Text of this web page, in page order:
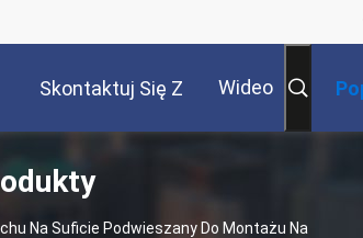
Skontaktuj Się Z Wideo
Na Suficie Podwieszany Do Montażu Na